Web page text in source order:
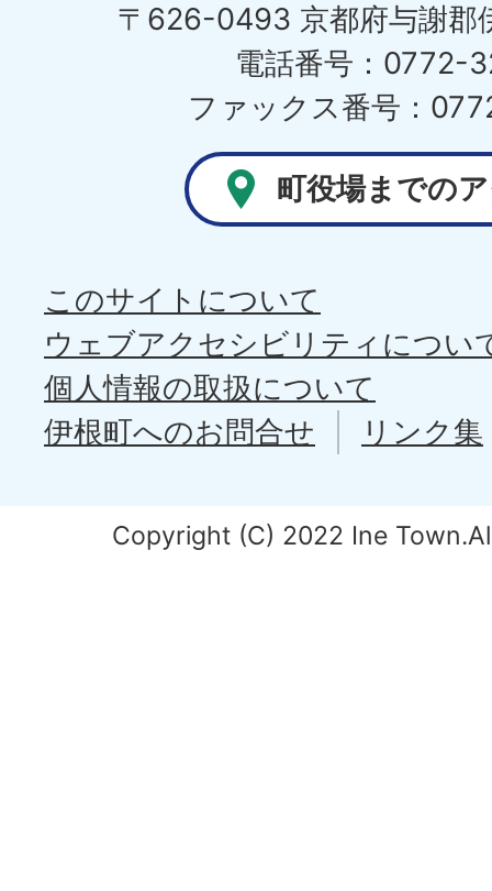
〒626-0493 京都府与謝郡
電話番号：0772-
ファックス番号：
町役場までの
このサイトについて
ウェブアクセシビリティについ
個人情報の取扱について
伊根町へのお問合せ
リンク集
Copyright (C) 2022 Ine